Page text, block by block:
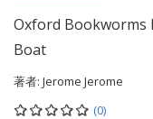
Oxford Bookworms
Boat
著者: Jerome Jerome
(0)